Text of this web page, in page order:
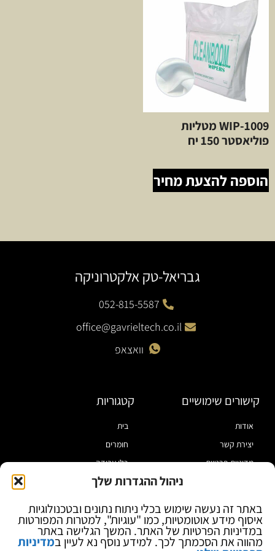
ניהול ההגדרות שלך
באתר זה נעשה שימוש בכלי ניתוח נתונים ובטכנולוגיות
איסוף מידע אוטומטיות, כמו "עוגיות", למטרות המפורטות
במדיניות הפרטיות של האתר. המשך הגלישה באתר
מהווה את הסכמתך לכך. למידע נוסף נא לעיין במדיניות
WIP-1009 מטליות
פוליאסטר 150 יח
הוספה להצעת מחיר
גבריאל-טק אלקטרוניקה
052-815-5587
office@gavrieltech.co.il
וואצאפ
קישורים שימושיים
אודות
יצירת קשר
מדיניות פרטיות
בלוג
קטגוריות
בית
חומרים
כלי עבודה
מוצרי הלחמה
ספקי כח ומודדים
ציוד אופטי להגדלה